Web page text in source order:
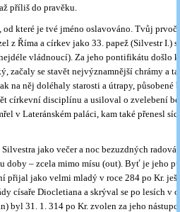
příliš do pravěku.
od které je tvé jméno oslavováno. Tvůj
z Říma a církev jako 33. papež (Silvestr I.)
vládnoucí). Za jeho pontifikátu došlo k
začaly se stavět nejvýznamnější chrámy a
na něj doléhaly starosti a útrapy, působené
církevní disciplínu a usiloval o zvelebení
v Lateránském paláci, kam také přenesl
jako večer a noc bezuzdných
doby – zcela mimo mísu (out). Byť je jeho
přijal jako velmi mladý v roce 284 po Kr.
císaře Diocletiana a skrýval se po lesích v
byl 31. 1. 314 po Kr. zvolen za jeho